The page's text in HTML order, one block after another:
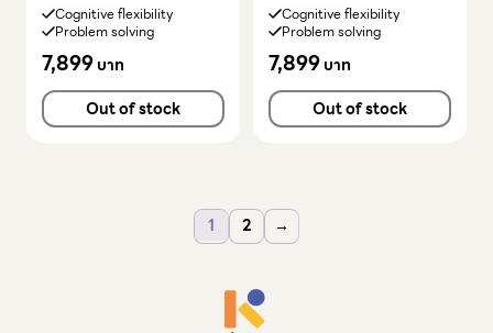
Cognitive flexibility
Problem solving
7,899บาท
Out of stock
Cognitive flexibility
Problem solving
7,899บาท
Out of stock
1 2 →